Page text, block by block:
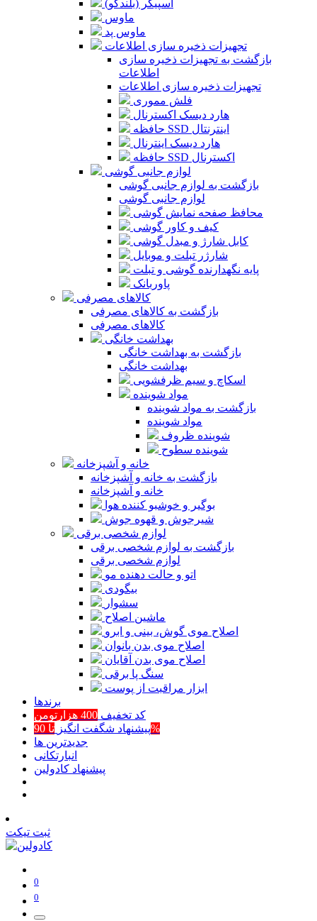
اسپیکر (بلندگو)
ماوس
ماوس پد
تجهیزات ذخیره سازی اطلاعات
بازگشت به تجهیزات ذخیره سازی
اطلاعات
تجهیزات ذخیره سازی اطلاعات
فلش مموری
هارد دیسک اکسترنال
حافظه SSD اینترنتال
هارد دیسک اینترنال
حافظه SSD اکسترنال
لوازم جانبی گوشی
بازگشت به لوازم جانبی گوشی
لوازم جانبی گوشی
محافظ صفحه نمایش گوشی
کیف و کاور گوشی
کابل شارژ و مبدل گوشی
شارژر تبلت و موبایل
پایه نگهدارنده گوشی و تبلت
پاوربانک
کالاهای مصرفی
بازگشت به کالاهای مصرفی
کالاهای مصرفی
بهداشت خانگی
بازگشت به بهداشت خانگی
بهداشت خانگی
اسکاچ و سیم ظرفشویی
مواد شوینده
بازگشت به مواد شوینده
مواد شوینده
شوینده ظروف
شوینده سطوح
خانه و آشپزخانه
بازگشت به خانه و آشپزخانه
خانه و آشپزخانه
بوگیر و خوشبو کننده هوا
شیرجوش و قهوه جوش
لوازم شخصی برقی
بازگشت به لوازم شخصی برقی
لوازم شخصی برقی
اتو و حالت دهنده مو
بیگودی
سشوار
ماشین اصلاح
اصلاح موی گوش، بینی و ابرو
اصلاح موی بدن بانوان
اصلاح موی بدن آقایان
سنگ پا برقی
ابزار مراقبت از پوست
برند‌ها
کد تخفیف 400 هزارتومن
پیشنهاد شگفت انگیزتا 90%
جدیدترین ها
انبارتکانی
پیشنهاد کادولین
ثبت تیکت
0
0